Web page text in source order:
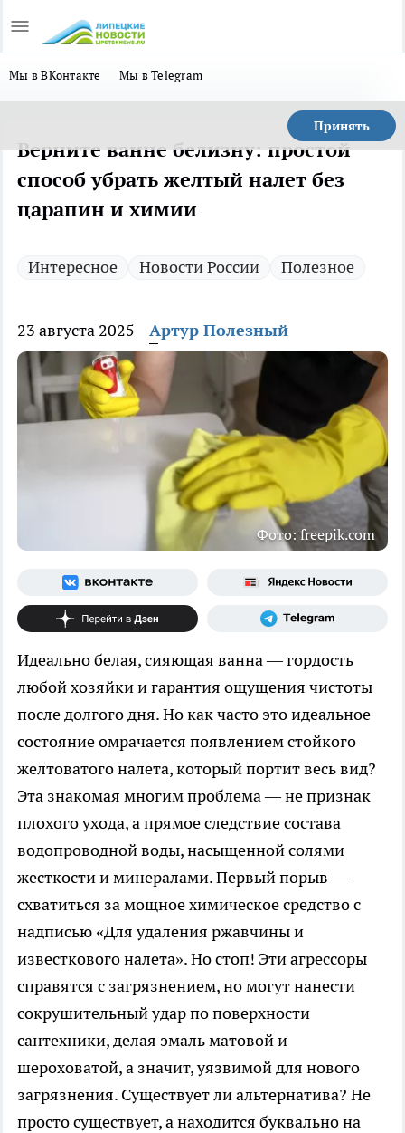
Мы в ВКонтакте Мы в Telegram
Принять
Верните ванне белизну: простой
способ убрать желтый налет без
царапин и химии
Интересное Новости России Полезное
23 августа 2025 Артур Полезный
Фото: freepik.com
Идеально белая, сияющая ванна — гордость
любой хозяйки и гарантия ощущения чистоты
после долгого дня. Но как часто это идеальное
состояние омрачается появлением стойкого
желтоватого налета, который портит весь вид?
Эта знакомая многим проблема — не признак
плохого ухода, а прямое следствие состава
водопроводной воды, насыщенной солями
жесткости и минералами. Первый порыв —
схватиться за мощное химическое средство с
надписью «Для удаления ржавчины и
известкового налета». Но стоп! Эти агрессоры
справятся с загрязнением, но могут нанести
сокрушительный удар по поверхности
сантехники, делая эмаль матовой и
шероховатой, а значит, уязвимой для нового
загрязнения. Существует ли альтернатива? Не
просто существует, а находится буквально на